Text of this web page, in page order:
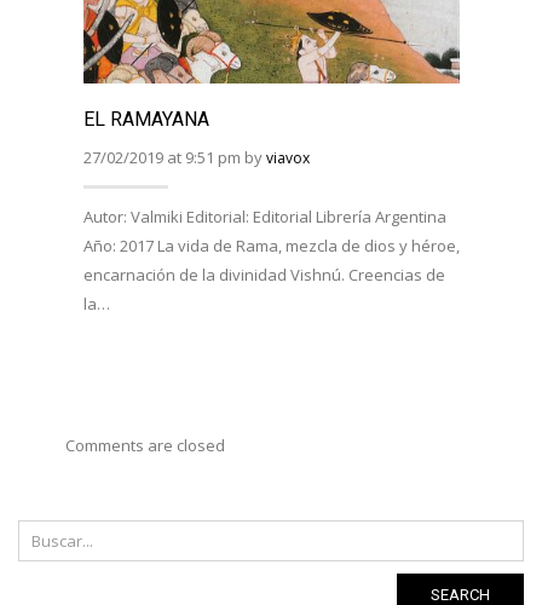
EL RAMAYANA
27/02/2019 at 9:51 pm byviavox
Autor: Valmiki Editorial: Editorial Librería Argentina
Año: 2017 La vida de Rama, mezcla de dios y héroe,
encarnación de la divinidad Vishnú. Creencias de
la…
Comments are closed
SEARCH